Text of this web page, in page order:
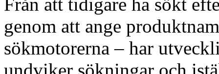
genom att ange
sökmotorerna – har
undviker sökningar och